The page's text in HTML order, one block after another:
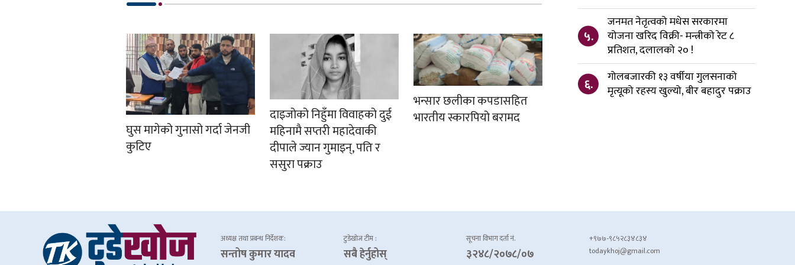
घुस मागेको गुनासो गर्दा जेनजी
कुटिए
दाइजोको निहुँमा विवाहको दुई
महिनामै सप्तरी महादेवाकी
दीपाले ज्यान गुमाइन्, पति र
ससुरा पक्राउ
भन्सार छलीका कपडासहित
भारतीय स्कारपियो बरामद
५.
जनमत नेतृत्वको मधेस सरकारमा
योजना खरिद विक्री- मन्त्रीको रेट ८
प्रतिशत, दलालको २० !
६.
गोलबजारकी १३ वर्षीया गुलसनाको
मृत्यूको रहस्य खुल्यो, बीर बहादुर पक्राउ
अध्यक्ष तथा प्रबन्ध निर्देशक:
सन्तोष कुमार यादव
टुडेखोज टीम :
सबै हेर्नुहोस्
सूचना विभाग दर्ता नं.
३२४८/२०७८/०७
+९७७-९८५२८३४८३४
todaykhoj@gmail.com